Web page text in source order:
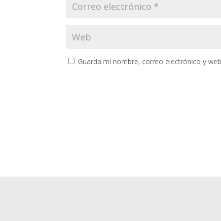
Guarda mi nombre, correo electrónico y